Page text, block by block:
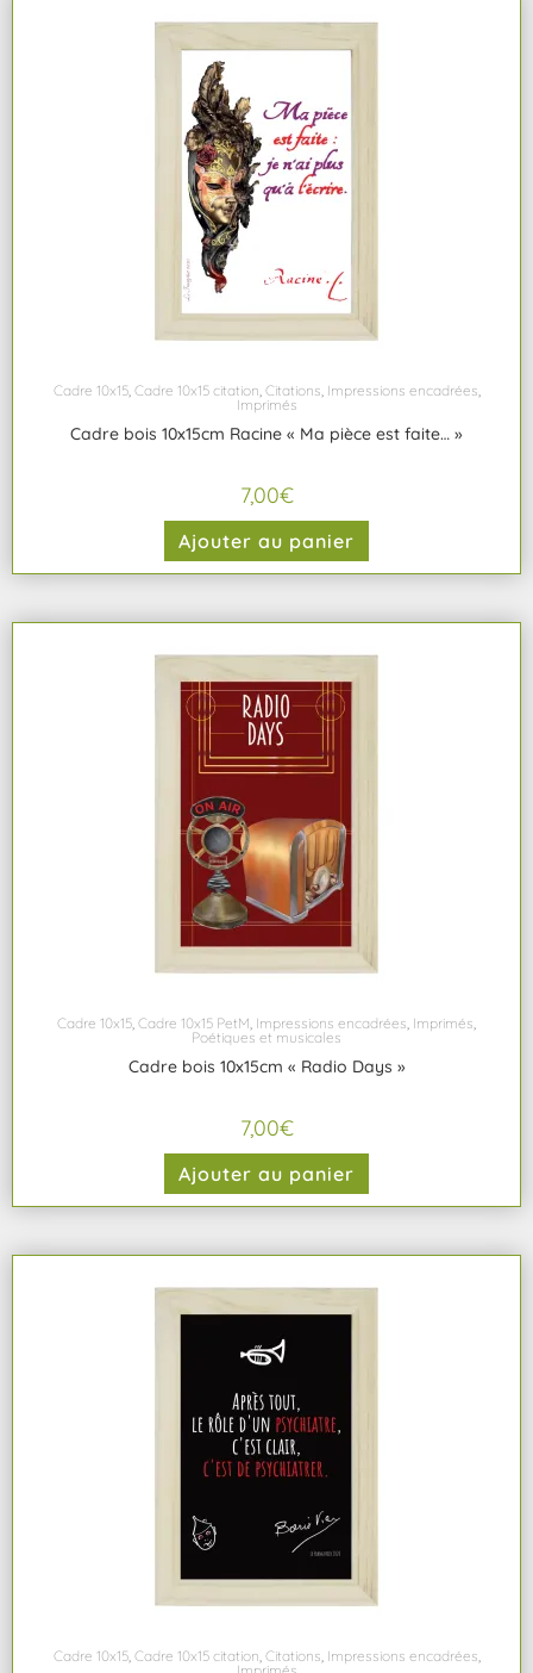
Cadre 10x15, Cadre 10x15 citation, Citations, Impressions encadrées,
Imprimés
Cadre bois 10x15cm Racine « Ma pièce est faite… »
7,00€
Ajouter au panier
Cadre 10x15, Cadre 10x15 PetM, Impressions encadrées, Imprimés,
Poétiques et musicales
Cadre bois 10x15cm « Radio Days »
7,00€
Ajouter au panier
Cadre 10x15, Cadre 10x15 citation, Citations, Impressions encadrées,